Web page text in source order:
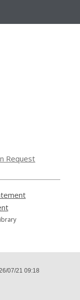
Request
,
opens
07/21 09:18